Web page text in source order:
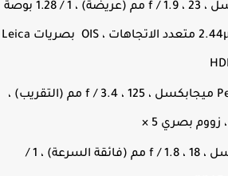
50 ميجابكسل ، f / 1.9 ، 23 مم (عريضة) ، 1 / ​​1.28 بوصة
، 2.44µm ، PDAF متعدد الاتجاهات ، OIS بصريات Leica
Periscope 12 ميجابكسل ، f / 3.4 ، 125 مم (التقريب) ،